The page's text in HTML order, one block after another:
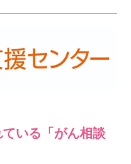
いる「がん相談